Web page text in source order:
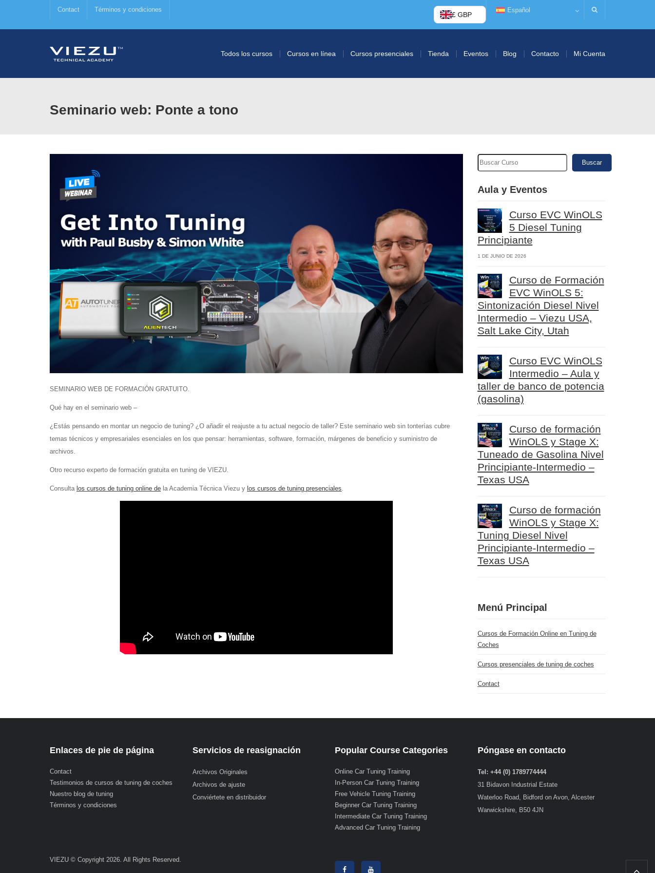
Contact Términos y condiciones
£ GBP
Español
Todos los cursos Cursos en línea Cursos presenciales Tienda Eventos Blog Contacto Mi Cuenta
Seminario web: Ponte a tono
SEMINARIO WEB DE FORMACIÓN GRATUITO.
Qué hay en el seminario web –
¿Estás pensando en montar un negocio de tuning? ¿O añadir el reajuste a tu actual negocio de taller? Este seminario web sin tonterías cubre
temas técnicos y empresariales esenciales en los que pensar: herramientas, software, formación, márgenes de beneficio y suministro de
archivos.
Otro recurso experto de formación gratuita en tuning de VIEZU.
Consulta los cursos de tuning online de la Academia Técnica Viezu y los cursos de tuning presenciales.
Buscar
Aula y Eventos
Curso EVC WinOLS
5 Diesel Tuning
Principiante
1 DE JUNIO DE 2026
Curso de Formación
EVC WinOLS 5:
Sintonización Diesel Nivel
Intermedio – Viezu USA,
Salt Lake City, Utah
Curso EVC WinOLS
Intermedio – Aula y
taller de banco de potencia
(gasolina)
Curso de formación
WinOLS y Stage X:
Tuneado de Gasolina Nivel
Principiante-Intermedio –
Texas USA
Curso de formación
WinOLS y Stage X:
Tuning Diesel Nivel
Principiante-Intermedio –
Texas USA
Menú Principal
Cursos de Formación Online en Tuning de
Coches
Cursos presenciales de tuning de coches
Contact
Enlaces de pie de página
Contact
Testimonios de cursos de tuning de coches
Nuestro blog de tuning
Términos y condiciones
Servicios de reasignación
Archivos Originales
Archivos de ajuste
Conviértete en distribuidor
Popular Course Categories
Online Car Tuning Training
In-Person Car Tuning Training
Free Vehicle Tuning Training
Beginner Car Tuning Training
Intermediate Car Tuning Training
Advanced Car Tuning Training
Póngase en contacto
Tel: +44 (0) 1789774444
31 Bidavon Industrial Estate
Waterloo Road, Bidford on Avon, Alcester
Warwickshire, B50 4JN
VIEZU © Copyright 2026. All Rights Reserved.